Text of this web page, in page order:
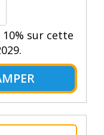
sur cette